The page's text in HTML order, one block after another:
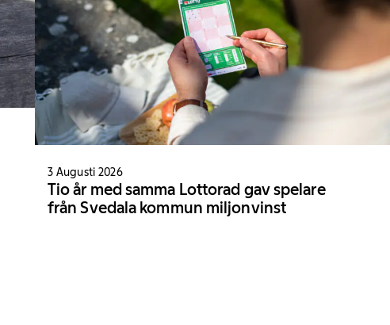
3 Augusti 2026
Tio år med samma Lottorad gav spelare
från Svedala kommun miljonvinst